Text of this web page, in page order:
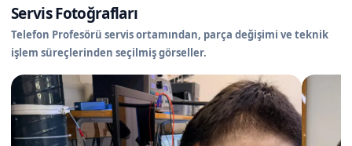
Servis Fotoğrafları
Telefon Profesörü servis ortamından, parça değişimi ve teknik
işlem süreçlerinden seçilmiş görseller.